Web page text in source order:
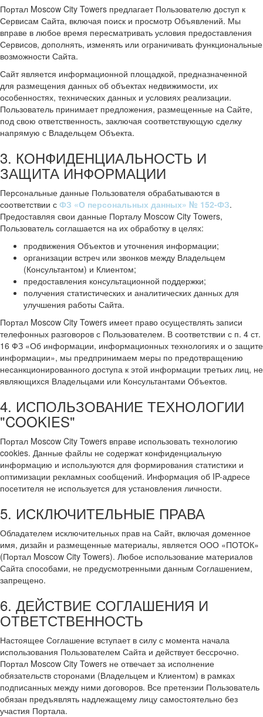
Портал Moscow City Towers предлагает Пользователю доступ к
Сервисам Сайта, включая поиск и просмотр Объявлений. Мы
вправе в любое время пересматривать условия предоставления
Сервисов, дополнять, изменять или ограничивать функциональные
возможности Сайта.
Сайт является информационной площадкой, предназначенной
для размещения данных об объектах недвижимости, их
особенностях, технических данных и условиях реализации.
Пользователь принимает предложения, размещенные на Сайте,
под свою ответственность, заключая соответствующую сделку
напрямую с Владельцем Объекта.
3. КОНФИДЕНЦИАЛЬНОСТЬ И
ЗАЩИТА ИНФОРМАЦИИ
Персональные данные Пользователя обрабатываются в
соответствии с ФЗ «О персональных данных» № 152-ФЗ.
Предоставляя свои данные Порталу Moscow City Towers,
Пользователь соглашается на их обработку в целях:
продвижения Объектов и уточнения информации;
организации встреч или звонков между Владельцем
(Консультантом) и Клиентом;
предоставления консультационной поддержки;
получения статистических и аналитических данных для
улучшения работы Сайта.
Портал Moscow City Towers имеет право осуществлять записи
телефонных разговоров с Пользователем. В соответствии с п. 4 ст.
16 ФЗ «Об информации, информационных технологиях и о защите
информации», мы предпринимаем меры по предотвращению
несанкционированного доступа к этой информации третьих лиц, не
являющихся Владельцами или Консультантами Объектов.
4. ИСПОЛЬЗОВАНИЕ ТЕХНОЛОГИИ
"COOKIES"
Портал Moscow City Towers вправе использовать технологию
cookies. Данные файлы не содержат конфиденциальную
информацию и используются для формирования статистики и
оптимизации рекламных сообщений. Информация об IP-адресе
посетителя не используется для установления личности.
5. ИСКЛЮЧИТЕЛЬНЫЕ ПРАВА
Обладателем исключительных прав на Сайт, включая доменное
имя, дизайн и размещенные материалы, является ООО «ПОТОК»
(Портал Moscow City Towers). Любое использование материалов
Сайта способами, не предусмотренными данным Соглашением,
запрещено.
6. ДЕЙСТВИЕ СОГЛАШЕНИЯ И
ОТВЕТСТВЕННОСТЬ
Настоящее Соглашение вступает в силу с момента начала
использования Пользователем Сайта и действует бессрочно.
Портал Moscow City Towers не отвечает за исполнение
обязательств сторонами (Владельцем и Клиентом) в рамках
подписанных между ними договоров. Все претензии Пользователь
обязан предъявлять надлежащему лицу самостоятельно без
участия Портала.